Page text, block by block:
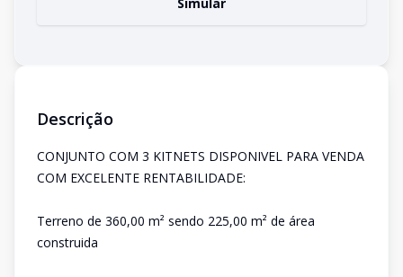
Descrição
CONJUNTO COM 3 KITNETS DISPONIVEL PARA VENDA
COM EXCELENTE RENTABILIDADE:
Terreno de 360,00 m² sendo 225,00 m² de área
construida